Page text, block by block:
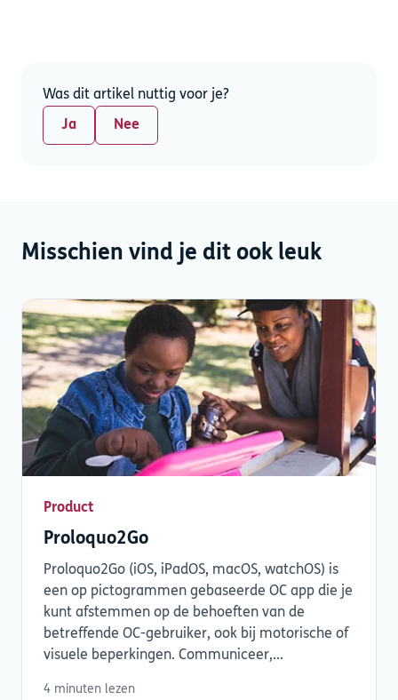
Was dit artikel nuttig voor je?
Ja Nee
Misschien vind je dit ook leuk
Product
Proloquo2Go
Proloquo2Go (iOS, iPadOS, macOS, watchOS) is
een op pictogrammen gebaseerde OC app die je
kunt afstemmen op de behoeften van de
betreffende OC-gebruiker, ook bij motorische of
visuele beperkingen. Communiceer,...
4 minuten lezen